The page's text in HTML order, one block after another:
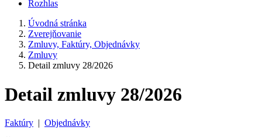
Rozhlas
Úvodná stránka
Zverejňovanie
Zmluvy, Faktúry, Objednávky
Zmluvy
Detail zmluvy 28/2026
Detail zmluvy 28/2026
Faktúry | Objednávky